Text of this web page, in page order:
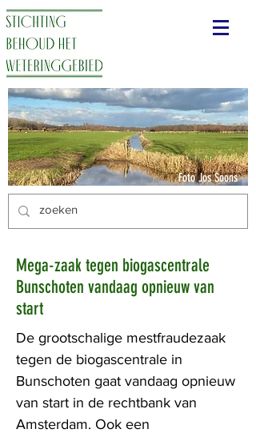
Foto Jos Soons
Mega-zaak tegen biogascentrale
Bunschoten vandaag opnieuw van
start
De grootschalige mestfraudezaak
tegen de biogascentrale in
Bunschoten gaat vandaag opnieuw
van start in de rechtbank van
Amsterdam. Ook een